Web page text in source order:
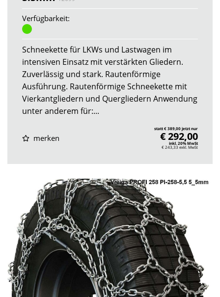
Verfügbarkeit:
Schneekette für LKWs und Lastwagen im
intensiven Einsatz mit verstärkten Gliedern.
Zuverlässig und stark. Rautenförmige
Ausführung. Rautenförmige Schneekette mit
Vierkantgliedern und Quergliedern Anwendung
unter anderem für:...
merken
statt € 389,00 jetzt nur
€ 292,00
inkl. 20% MwSt
€ 243,33 exkl. MwSt